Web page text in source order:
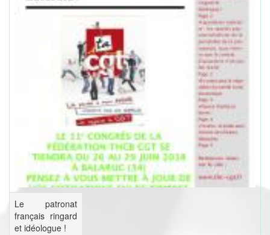
Le patronat
français ringard
et idéologue !